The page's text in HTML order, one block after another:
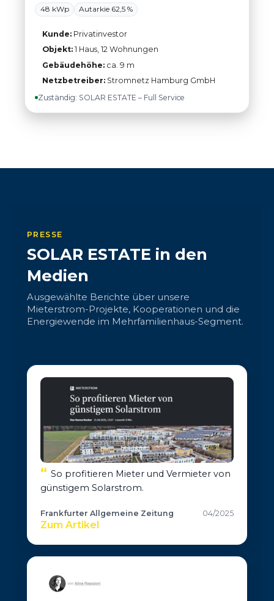
48 kWp Autarkie 62,5 %
Kunde:Privatinvestor
Objekt:1 Haus, 12 Wohnungen
Gebäudehöhe:ca. 9 m
Netzbetreiber:Stromnetz Hamburg GmbH
Zuständig: SOLAR ESTATE – Full Service
PRESSE
SOLAR ESTATE in den
Medien
Ausgewählte Berichte über unsere
Mieterstrom-Projekte, Kooperationen und die
Energiewende im Mehrfamilienhaus-Segment.
So profitieren Mieter und Vermieter von
günstigem Solarstrom.
Frankfurter Allgemeine Zeitung 04/2025
Zum Artikel